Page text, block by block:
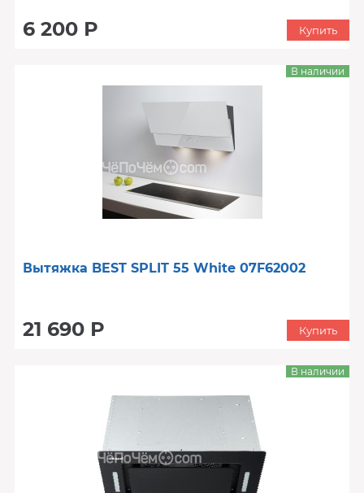
6 200 Р Купить
Вытяжка BEST SPLIT 55 White 07F62002
21 690 Р
В наличии
Купить
В наличии